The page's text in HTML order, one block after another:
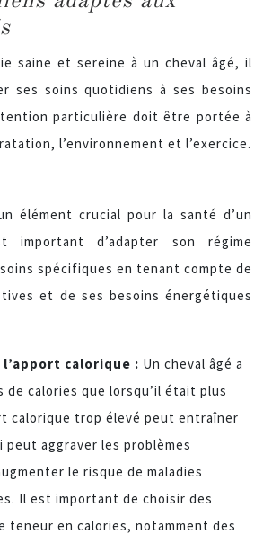
saine et sereine à un cheval âgé, il
ses soins quotidiens à ses besoins
particulière doit être portée à
l’environnement et l’exercice.
élément crucial pour la santé d’un
important d’adapter son régime
spécifiques en tenant compte de
et de ses besoins énergétiques
calorique : Un cheval âgé a
de calories que lorsqu’il était plus
calorique trop élevé peut entraîner
peut aggraver les problèmes
le risque de maladies
Il est important de choisir des
teneur en calories, notamment des